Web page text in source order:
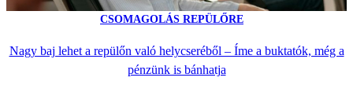
CSOMAGOLÁS REPÜLŐRE
Nagy baj lehet a repülőn való helycseréből – Íme a buktatók, még a
pénzünk is bánhatja